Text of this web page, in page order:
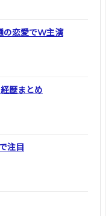
の恋愛でW主演
歴まとめ
注目